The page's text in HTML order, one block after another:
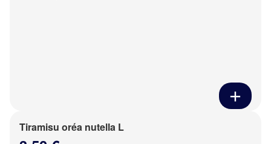
Tiramisu oréa nutella L